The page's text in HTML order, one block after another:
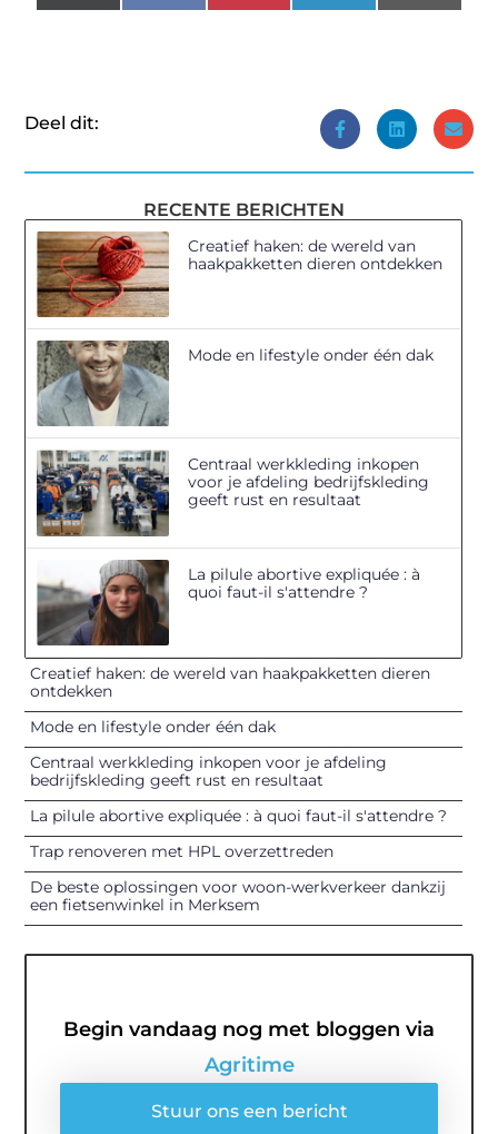
(Twitter)
Deel dit:
RECENTE BERICHTEN
Creatief haken: de wereld van
haakpakketten dieren ontdekken
Mode en lifestyle onder één dak
Centraal werkkleding inkopen
voor je afdeling bedrijfskleding
geeft rust en resultaat
La pilule abortive expliquée : à
quoi faut-il s'attendre ?
Creatief haken: de wereld van haakpakketten dieren
ontdekken
Mode en lifestyle onder één dak
Centraal werkkleding inkopen voor je afdeling
bedrijfskleding geeft rust en resultaat
La pilule abortive expliquée : à quoi faut-il s'attendre ?
Trap renoveren met HPL overzettreden
De beste oplossingen voor woon-werkverkeer dankzij
een fietsenwinkel in Merksem
Begin vandaag nog met bloggen via
Agritime
Stuur ons een bericht